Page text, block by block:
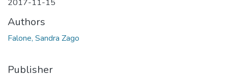
2017-11-15
Authors
Falone, Sandra Zago
Publisher